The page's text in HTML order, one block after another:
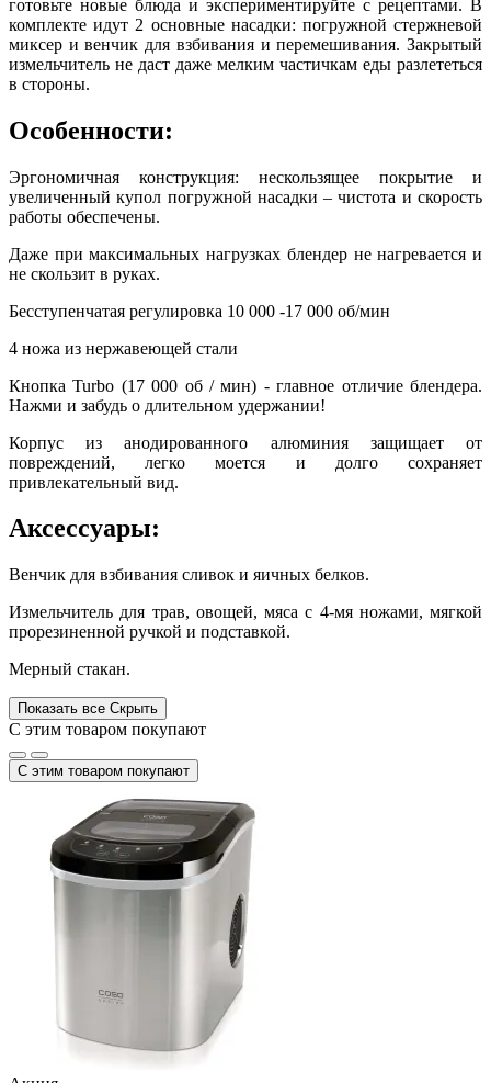
готовьте новые блюда и экспериментируйте с рецептами. В
комплекте идут 2 основные насадки: погружной стержневой
миксер и венчик для взбивания и перемешивания. Закрытый
измельчитель не даст даже мелким частичкам еды разлететься
в стороны.
Особенности:
Эргономичная конструкция: нескользящее покрытие и
увеличенный купол погружной насадки – чистота и скорость
работы обеспечены.
Даже при максимальных нагрузках блендер не нагревается и
не скользит в руках.
Бесступенчатая регулировка 10 000 -17 000 об/мин
4 ножа из нержавеющей стали
Кнопка Turbo (17 000 об / мин) - главное отличие блендера.
Нажми и забудь о длительном удержании!
Корпус из анодированного алюминия защищает от
повреждений, легко моется и долго сохраняет
привлекательный вид.
Аксессуары:
Венчик для взбивания сливок и яичных белков.
Измельчитель для трав, овощей, мяса с 4-мя ножами, мягкой
прорезиненной ручкой и подставкой.
Мерный стакан.
Показать все Скрыть
С этим товаром покупают
С этим товаром покупают